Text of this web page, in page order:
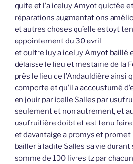
quite et l’a iceluy Amyot quictée
réparations augmentations
et autres choses qu’elle estoyt
appointement du 30 avril
et oultre luy a iceluy Amyot baillé
délaisse le lieu et mestairie de la
près le lieu de l’Andauldière ainsi
comporte et qu’il a accoustumé
en jouir par icelle Salles par
seulement et non autrement, et
usufruitière doibt et est tenu faire
et davantaige a promys et
bailler à ladite Salles sa vie
somme de 100 livres tz par